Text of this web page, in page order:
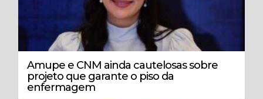
Amupe e CNM ainda cautelosas sobre
projeto que garante o piso da
enfermagem